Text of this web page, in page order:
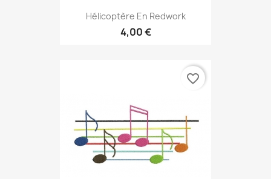
Hélicoptère En Redwork
4,00 €
favorite_border